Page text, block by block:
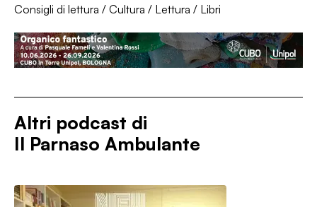
Consigli di lettura / Cultura / Lettura / Libri
Altri podcast di
Il Parnaso Ambulante